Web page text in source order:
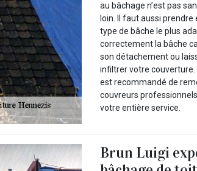
au bâchage n’est pas
loin. Il faut aussi
type de bâche le plus
correctement la bâche
son détachement ou
infiltrer votre couverture.
est recommandé de
couvreurs
votre entière service.
Brun Luigi